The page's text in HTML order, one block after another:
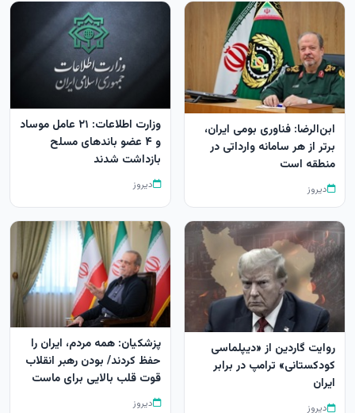
ابن‌الرضا: فناوری بومی ایران،
برتر از هر سامانه وارداتی در
منطقه است
دیروز
وزارت اطلاعات: ۲۱ عامل موساد
و ۴ عضو باندهای مسلح
بازداشت شدند
دیروز
روایت گاردین از «دیپلماسی
کودکستانی» ترامپ در برابر
ایران
دیروز
پزشکیان: همه مردم، ایران را
حفظ کردند/ بودن رهبر انقلاب
قوت قلب بالایی برای ماست
دیروز